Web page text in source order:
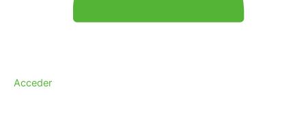
Acceder